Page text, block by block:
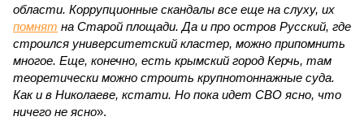
области. Коррупционные скандалы все еще на слуху, их
помнят на Старой площади. Да и про остров Русский, где
строился университетский кластер, можно припомнить
многое. Еще, конечно, есть крымский город Керчь, там
теоретически можно строить крупнотоннажные суда.
Как и в Николаеве, кстати. Но пока идет СВО ясно, что
ничего не ясно».